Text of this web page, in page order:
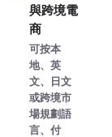
與跨境電
商
可按本
地、英
文、日文
或跨境市
場規劃語
言、付